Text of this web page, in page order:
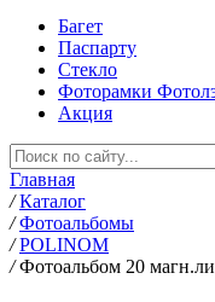
Багет
Паспарту
Стекло
Фоторамки
Акция
Главная
/ Каталог
/ Фотоальбомы
/ POLINOM
/ Фотоальбом 20